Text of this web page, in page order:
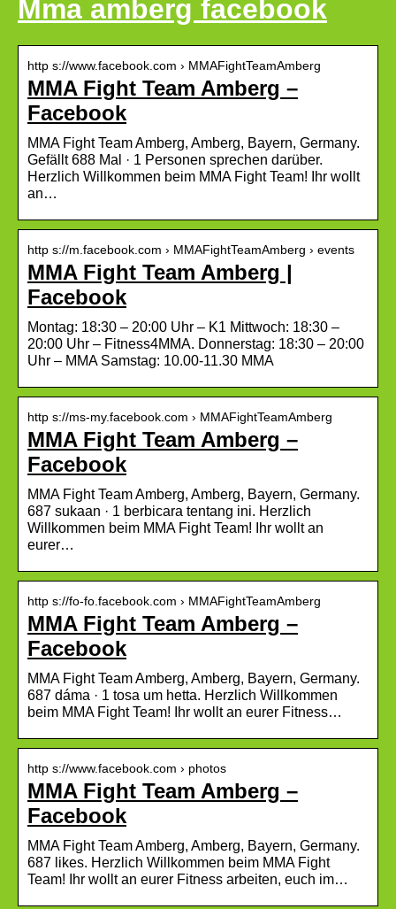
Mma amberg facebook
http s://www.facebook.com › MMAFightTeamAmberg
MMA Fight Team Amberg –
Facebook
MMA Fight Team Amberg, Amberg, Bayern, Germany.
Gefällt 688 Mal · 1 Personen sprechen darüber.
Herzlich Willkommen beim MMA Fight Team! Ihr wollt
an…
http s://m.facebook.com › MMAFightTeamAmberg › events
MMA Fight Team Amberg |
Facebook
Montag: 18:30 – 20:00 Uhr – K1 Mittwoch: 18:30 –
20:00 Uhr – Fitness4MMA. Donnerstag: 18:30 – 20:00
Uhr – MMA Samstag: 10.00-11.30 MMA
http s://ms-my.facebook.com › MMAFightTeamAmberg
MMA Fight Team Amberg –
Facebook
MMA Fight Team Amberg, Amberg, Bayern, Germany.
687 sukaan · 1 berbicara tentang ini. Herzlich
Willkommen beim MMA Fight Team! Ihr wollt an
eurer…
http s://fo-fo.facebook.com › MMAFightTeamAmberg
MMA Fight Team Amberg –
Facebook
MMA Fight Team Amberg, Amberg, Bayern, Germany.
687 dáma · 1 tosa um hetta. Herzlich Willkommen
beim MMA Fight Team! Ihr wollt an eurer Fitness…
http s://www.facebook.com › photos
MMA Fight Team Amberg –
Facebook
MMA Fight Team Amberg, Amberg, Bayern, Germany.
687 likes. Herzlich Willkommen beim MMA Fight
Team! Ihr wollt an eurer Fitness arbeiten, euch im…